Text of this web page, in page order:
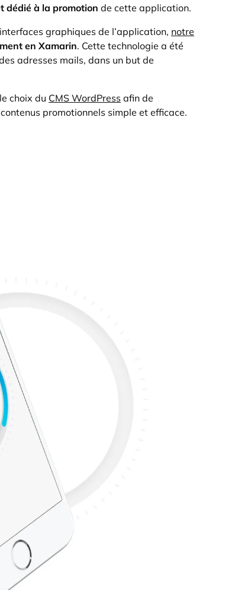
dédié à la promotion de cette application.
graphiques de l’application, notre
en Xamarin. Cette technologie a été
adresses mails, dans un but de
choix du CMS WordPress afin de
promotionnels simple et efficace.